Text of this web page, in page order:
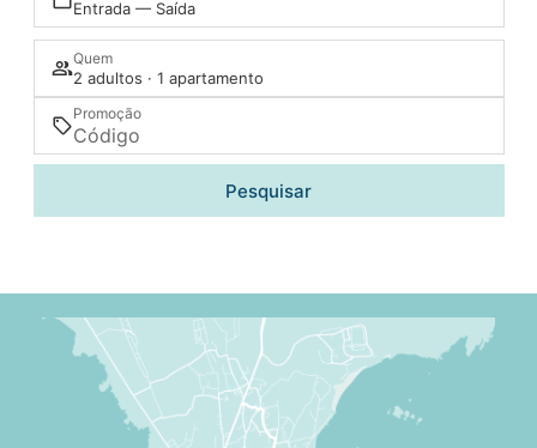
Entrada — Saída
Quem
2 adultos · 1 apartamento
Promoção
Pesquisar